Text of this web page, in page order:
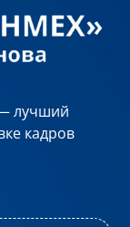
лучший
кадров